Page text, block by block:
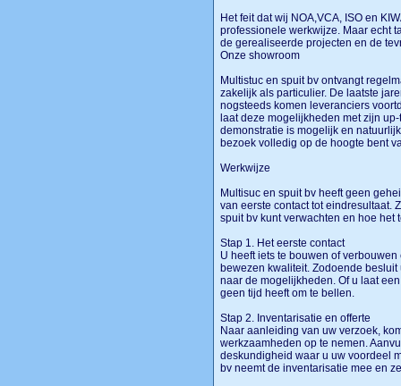
Het feit dat wij NOA,VCA, ISO en
professionele werkwijze. Maar echt
de gerealiseerde projecten en de
Onze showroom
Multistuc en spuit bv ontvangt
zakelijk als particulier. De laatste
nogsteeds komen leveranciers
laat deze mogelijkheden met zijn
demonstratie is mogelijk en
bezoek volledig op de hoogte bent
Werkwijze
Multisuc en spuit bv heeft geen
van eerste contact tot eindresultaat.
spuit bv kunt verwachten en hoe het
Stap 1. Het eerste contact
U heeft iets te bouwen of
bewezen kwaliteit. Zodoende
naar de mogelijkheden. Of u laat
geen tijd heeft om te bellen.
Stap 2. Inventarisatie en offerte
Naar aanleiding van uw verzoek,
werkzaamheden op te nemen.
deskundigheid waar u uw voordeel
bv neemt de inventarisatie mee en